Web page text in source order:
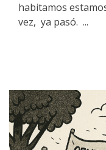
habitamos
vez, ya pasó. ...